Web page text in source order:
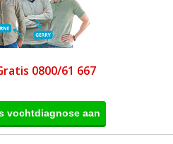
0800/61 667
vochtdiagnose aan